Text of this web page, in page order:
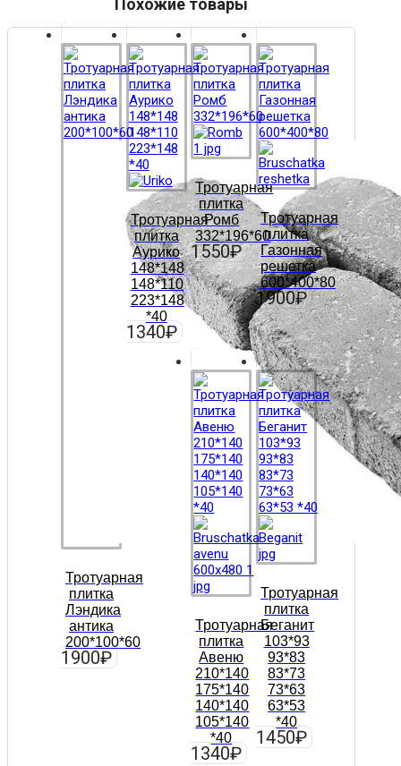
Тротуарная
плитка
Лэндика
антика
200*100*60
1900₽
Тротуарная
плитка
Аурико
148*148
148*110
223*148
*40
1340₽
Тротуарная
плитка
Ромб
332*196*60
1550₽
Тротуарная
плитка
Газонная
решетка
600*400*80
1900₽
Тротуарная
плитка
Авеню
210*140
175*140
140*140
105*140
*40
1340₽
Тротуарная
плитка
Беганит
103*93
93*83
83*73
73*63
63*53
*40
1450₽